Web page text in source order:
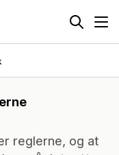
reglerne, og at